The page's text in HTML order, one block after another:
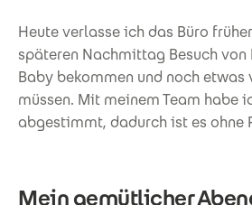
Heute verlasse ich das Büro
späteren Nachmittag Besuch von
Baby bekommen und noch etwas
müssen. Mit meinem Team habe
abgestimmt, dadurch ist es ohne
Mein gemütlicher